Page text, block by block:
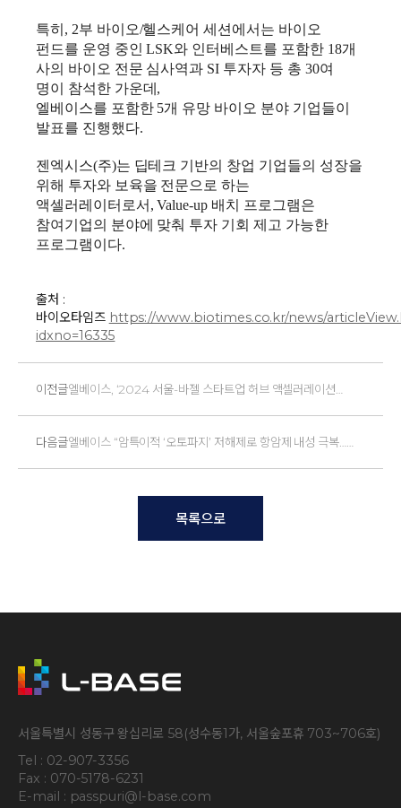
특히, 2부 바이오/헬스케어 세션에서는 바이오
펀드를 운영 중인 LSK와 인터베스트를 포함한 18개
사의 바이오 전문 심사역과 SI 투자자 등 총 30여
명이 참석한 가운데,
엘베이스를 포함한 5개 유망 바이오 분야 기업들이
발표를 진행했다.
젠엑시스(주)는 딥테크 기반의 창업 기업들의 성장을
위해 투자와 보육을 전문으로 하는
액셀러레이터로서, Value-up 배치 프로그램은
참여기업의 분야에 맞춰 투자 기회 제고 가능한
프로그램이다.
출처 :
바이오타임즈 https://www.biotimes.co.kr/news/
idxno=16335
이전글엘베이스, ‘2024 서울-바젤 스타트업 허브 액셀러레이션
다음글엘베이스 “암특이적 ‘오토파지’ 저해제로 항암제 내성 극복…
목록으로
서울특별시 성동구 왕십리로 58(성수동1가, 서울숲포휴 703~706호)
Tel : 02-907-3356
Fax : 070-5178-6231
E-mail : passpuri@l-base.com